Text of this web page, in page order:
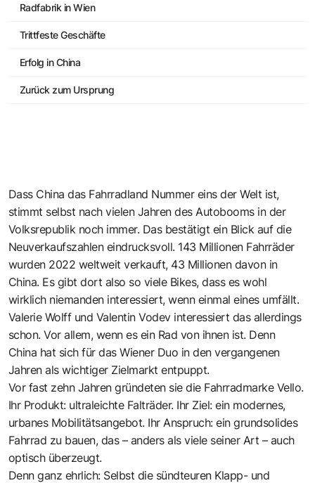
Radfabrik in Wien
Trittfeste Geschäfte
Erfolg in China
Zurück zum Ursprung
Dass China das Fahrradland Nummer eins der Welt ist,
stimmt selbst nach vielen Jahren des Autobooms in der
Volksrepublik noch immer. Das bestätigt ein Blick auf die
Neuverkaufszahlen eindrucksvoll. 143 Millionen Fahrräder
wurden 2022 weltweit verkauft, 43 Millionen davon in
China. Es gibt dort also so viele Bikes, dass es wohl
wirklich niemanden interessiert, wenn einmal eines umfällt.
Valerie Wolff und Valentin Vodev interessiert das allerdings
schon. Vor allem, wenn es ein Rad von ihnen ist. Denn
China hat sich für das Wiener Duo in den vergangenen
Jahren als wichtiger Zielmarkt entpuppt.
Vor fast zehn Jahren gründeten sie die Fahrradmarke Vello.
Ihr Produkt: ultraleichte Falträder. Ihr Ziel: ein modernes,
urbanes Mobilitätsangebot. Ihr Anspruch: ein grundsolides
Fahrrad zu bauen, das – anders als viele seiner Art – auch
optisch überzeugt.
Denn ganz ehrlich: Selbst die sündteuren Klapp- und